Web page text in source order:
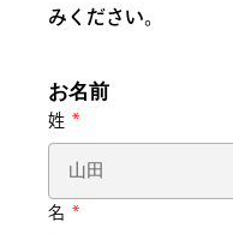
みください。
お名前
姓
名